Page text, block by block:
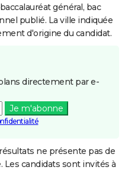
général, bac
publié. La ville indiquée
d'origine du candidat.
directement par e-
Je m'abonne
ne présente pas de
Les candidats sont invités à